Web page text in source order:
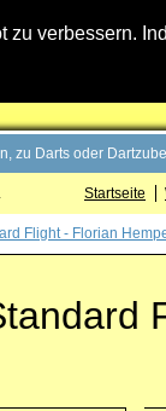
verbessern.
zu Darts oder
. Startseite
Flight - Florian